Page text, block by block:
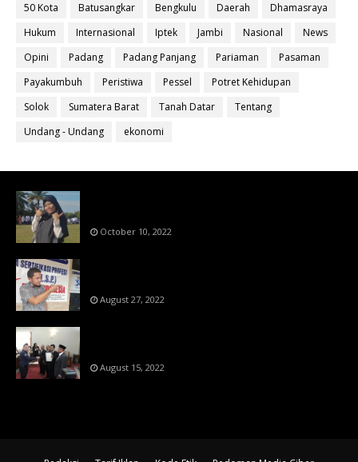
50 Kota Batusangkar Bengkulu Daerah
Dhamasraya
Hukum
Internasional Iptek Jambi Nasional
News
Opini
Padang Padang Panjang Pariaman
Pasaman
Payakumbuh
Peristiwa Pessel
Potret Kehidupan
Solok
Sumatera Barat Tanah Datar
Tentang
Undang - Undang
ekonomi
October 10, 2022
August 27, 2022
August 15, 2022